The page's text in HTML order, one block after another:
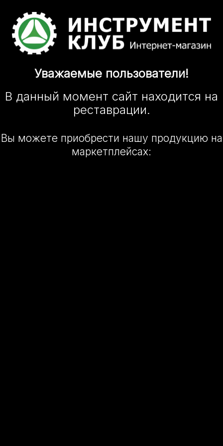
Уважаемые пользователи!
В данный момент сайт находится на
реставрации.
Вы можете приобрести нашу продукцию на
маркетплейсах: